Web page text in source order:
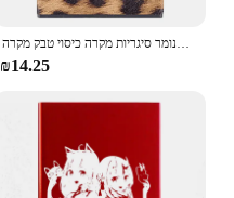
הדפס מנומר סיגריות מקרה כיסוי טבק מקרה Flip כיסוי נייד רך סיגריות מקרה מגן תיבת Watreproof עור מקרה
₪14.25